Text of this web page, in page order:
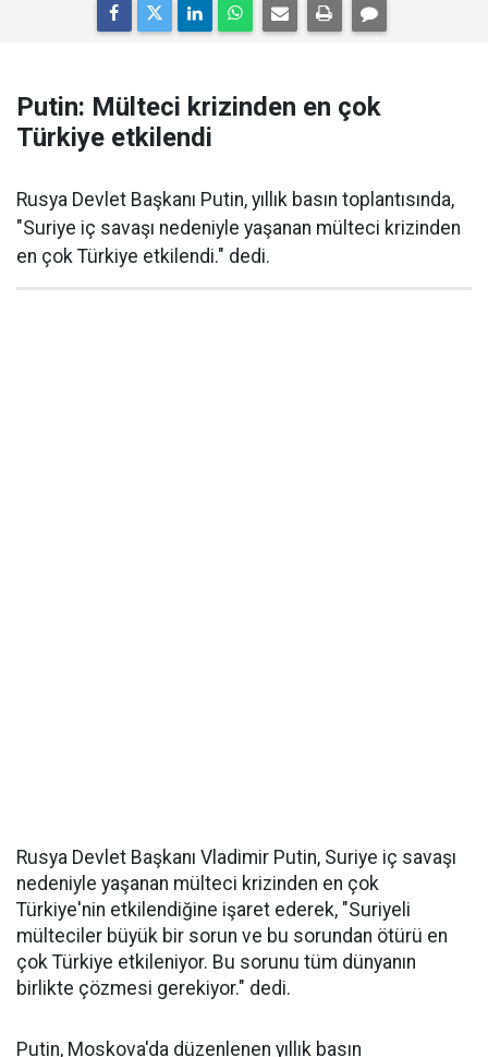
Putin: Mülteci krizinden en çok
Türkiye etkilendi
Rusya Devlet Başkanı Putin, yıllık basın toplantısında,
"Suriye iç savaşı nedeniyle yaşanan mülteci krizinden
en çok Türkiye etkilendi." dedi.
Rusya Devlet Başkanı Vladimir Putin, Suriye iç savaşı
nedeniyle yaşanan mülteci krizinden en çok
Türkiye'nin etkilendiğine işaret ederek, "Suriyeli
mülteciler büyük bir sorun ve bu sorundan ötürü en
çok Türkiye etkileniyor. Bu sorunu tüm dünyanın
birlikte çözmesi gerekiyor." dedi.
Putin, Moskova'da düzenlenen yıllık basın